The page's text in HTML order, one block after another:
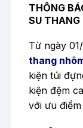
THÔNG
SU THANG
Từ ngày
thang
kiện túi
kiện đệm
với ưu